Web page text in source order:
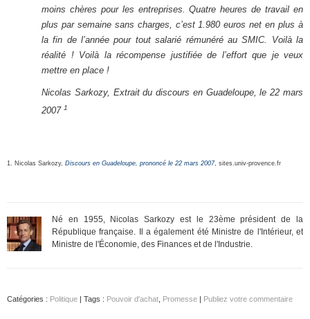
moins chères pour les entreprises. Quatre heures de travail en
plus par semaine sans charges, c’est 1.980 euros net en plus à
la fin de l’année pour tout salarié rémunéré au SMIC. Voilà la
réalité ! Voilà la récompense justifiée de l’effort que je veux
mettre en place !
Nicolas Sarkozy, Extrait du discours en Guadeloupe, le 22 mars
2007 1
1. Nicolas Sarkozy, Discours en Guadeloupe, prononcé le 22 mars 2007, sites.univ-provence.fr
Né en 1955, Nicolas Sarkozy est le 23ème président de la
République française. Il a également été Ministre de l'Intérieur, et
Ministre de l'Économie, des Finances et de l'Industrie.
Catégories : Politique | Tags : Pouvoir d'achat Promesse Publiez votre commentaire